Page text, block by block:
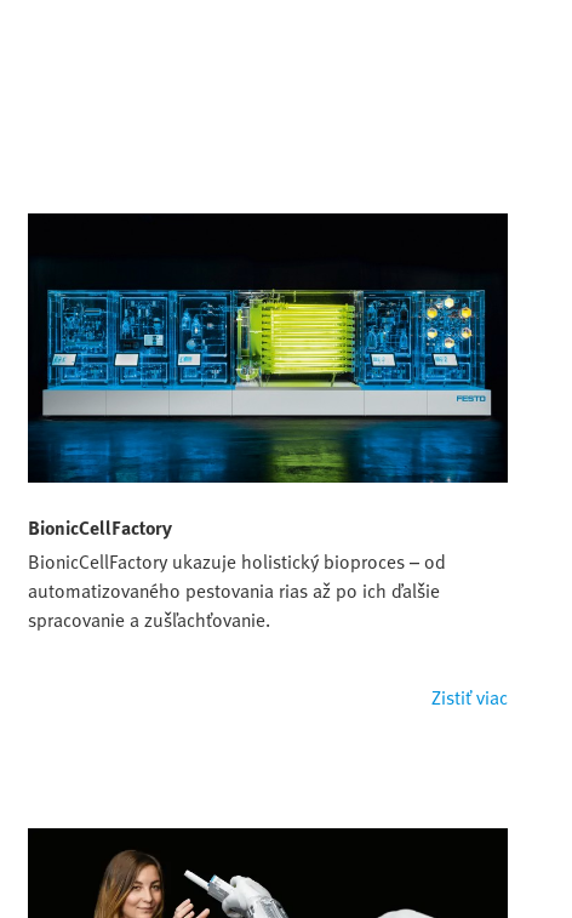
BionicCellFactory
BionicCellFactory ukazuje holistický bioproces – od
automatizovaného pestovania rias až po ich ďalšie
spracovanie a zušľachťovanie.
Zistiť viac